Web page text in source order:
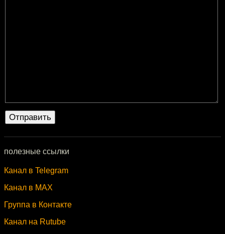
полезные ссылки
Канал в Telegram
Канал в MAX
Группа в Контакте
Канал на Rutube